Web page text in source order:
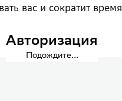
вас и сократит время
Авторизация
Подождите...